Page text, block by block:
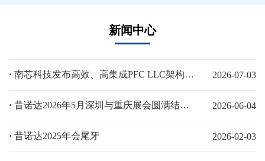
新闻中心
· 南芯科技发布高效、高集成PFC LLC架构AC-DC电源平台方案，助力AI算力终端与工业电源设计 2026-07-03
· 昔诺达2026年5月深圳与重庆展会圆满结束！ 2026-06-04
· 昔诺达2025年会尾牙 2026-02-03